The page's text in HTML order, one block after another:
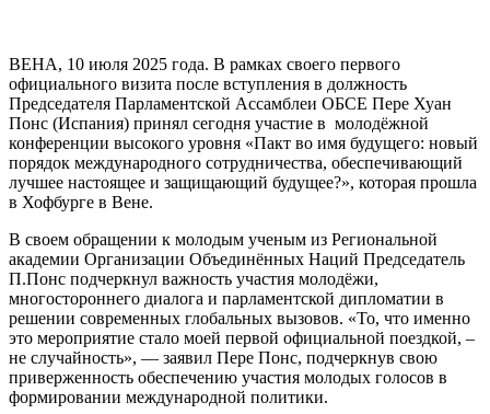
ВЕНА, 10 июля 2025 года. В рамках своего первого
официального визита после вступления в должность
Председателя Парламентской Ассамблеи ОБСЕ Пере Хуан
Понс (Испания) принял сегодня участие в молодёжной
конференции высокого уровня «Пакт во имя будущего: новый
порядок международного сотрудничества, обеспечивающий
лучшее настоящее и защищающий будущее?», которая прошла
в Хофбурге в Вене.
В своем обращении к молодым ученым из Региональной
академии Организации Объединённых Наций Председатель
П.Понс подчеркнул важность участия молодёжи,
многостороннего диалога и парламентской дипломатии в
решении современных глобальных вызовов. «То, что именно
это мероприятие стало моей первой официальной поездкой, –
не случайность», — заявил Пере Понс, подчеркнув свою
приверженность обеспечению участия молодых голосов в
формировании международной политики.